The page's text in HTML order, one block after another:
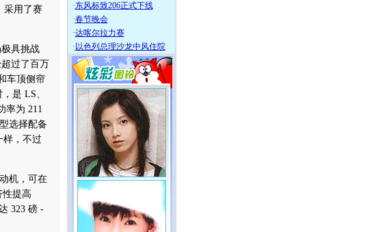
采用了赛
具挑战
过了百万
车顶侧帘
是 LS、
率为 211
选择配备
样，不过
机，可在
性提高
323 磅 -
·东风标致206正式下线
·春节晚会
·达喀尔拉力赛
· 以色列总理沙龙中风住院